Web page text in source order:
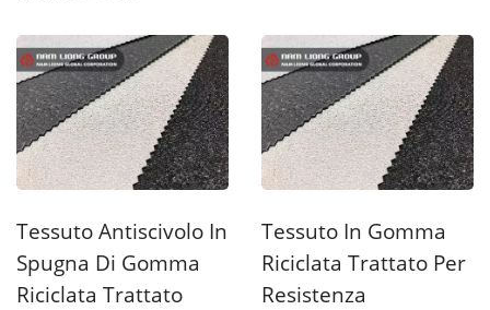
Tessuto Antiscivolo In
Spugna Di Gomma
Riciclata Trattato
Tessuto In Gomma
Riciclata Trattato Per
Resistenza